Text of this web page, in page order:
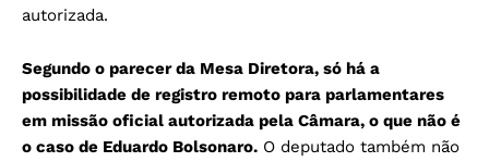
autorizada.
Segundo o parecer da Mesa Diretora, só há a
possibilidade de registro remoto para parlamentares
em missão oficial autorizada pela Câmara, o que não é
o caso de Eduardo Bolsonaro. O deputado também não